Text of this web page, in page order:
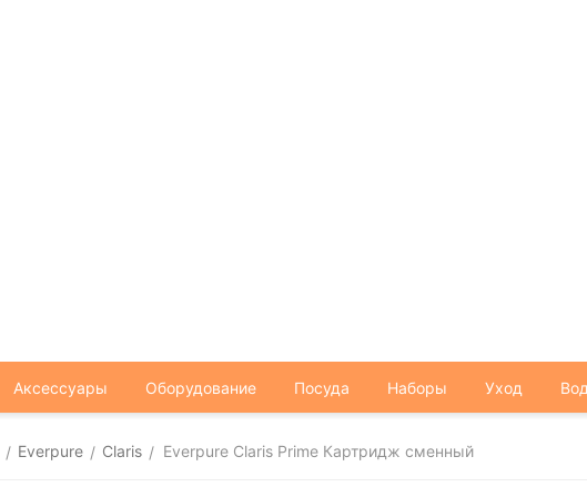
Аксессуары Оборудование Посуда Наборы Уход
/ Everpure / Claris / Everpure Claris Prime Картридж сменный